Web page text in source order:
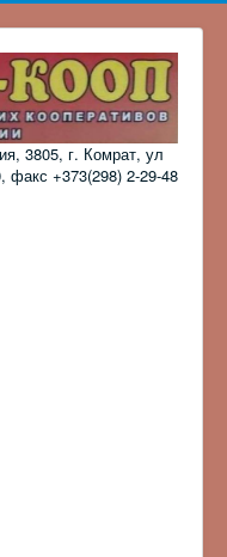
3805, г. Комрат, ул
факс +373(298) 2-29-48